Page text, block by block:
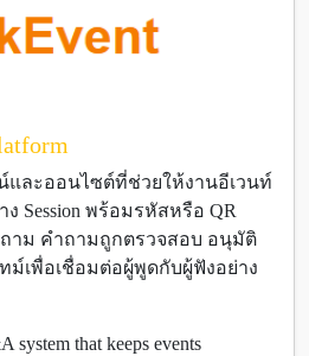
และออนไซต์ที่ช่วยให้งานอีเวนท์
ง Session พร้อมรหัสหรือ QR
ถาม คำถามถูกตรวจสอบ อนุมัติ
ม์เพื่อเชื่อมต่อผู้พูดกับผู้ฟังอย่าง
system that keeps events